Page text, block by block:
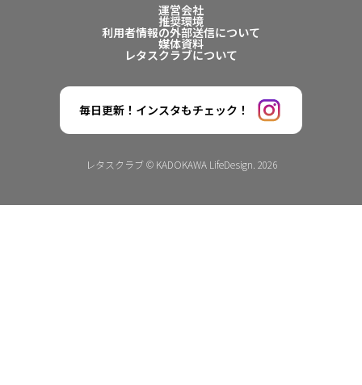
運営会社
推奨環境
利用者情報の外部送信について
媒体資料
レタスクラブについて
毎日更新！インスタもチェック！
レタスクラブ © KADOKAWA LifeDesign. 2026